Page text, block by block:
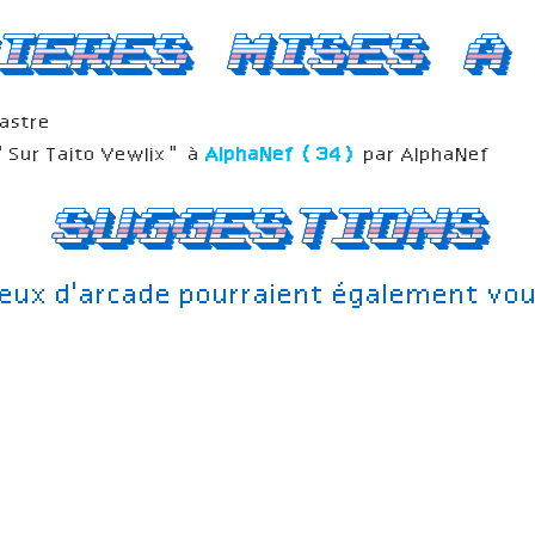
Suggestions
d'arcade pourraient également
mises
Taito Vewlix" à AlphaNef (34) par AlphaNef